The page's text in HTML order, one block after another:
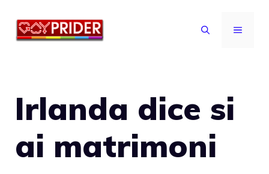
MENU
Irlanda dice si
ai matrimoni